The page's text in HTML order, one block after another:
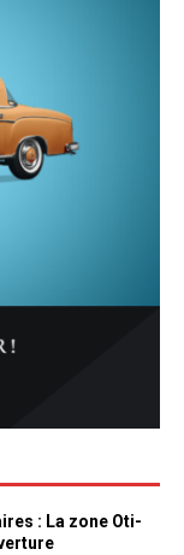
: La zone Oti-